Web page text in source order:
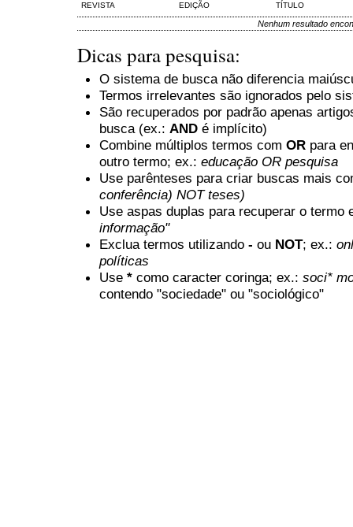
REVISTA EDIÇÃO TÍTULO
Nenhum resultado
Dicas para pesquisa:
O sistema de busca não diferencia
Termos irrelevantes são ignorados pelo
São recuperados por padrão apenas
busca (ex.: AND é implícito)
Combine múltiplos termos com OR para
outro termo; ex.: educação OR pesquisa
Use parênteses para criar buscas mais
conferência) NOT teses)
Use aspas duplas para recuperar o termo
informação"
Exclua termos utilizando - ou NOT; ex.:
políticas
Use * como caracter coringa; ex.: soci*
contendo "sociedade" ou "sociológico"